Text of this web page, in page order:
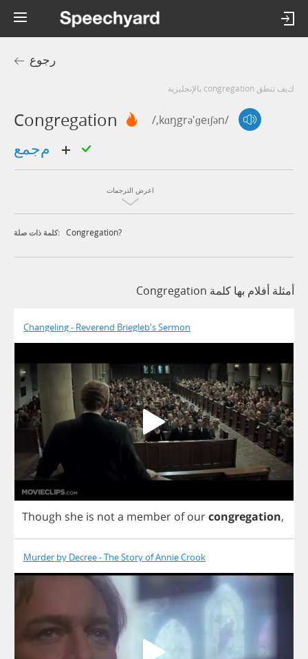
رجوع
كيف تنطق congregation بالإنجليزية
Congregation /,kɑŋgrə'ɡeɪʃən/
اعرض الترجمات
كلمة ذات صلة: Congregation?
أمثلة أفلام بها كلمة Congregation
Changeling - Reverend Briegleb's Sermon
Though she is nota member of ourcongregation,
Murder by Decree - The Story of Annie Crook